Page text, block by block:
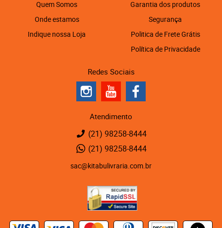
Quem Somos
Onde estamos
Indique nossa Loja
Garantia dos produtos
Segurança
Politica de Frete Grátis
Política de Privacidade
Redes Sociais
Atendimento
(21) 98258-8444
(21) 98258-8444
sac@kitabulivraria.com.br